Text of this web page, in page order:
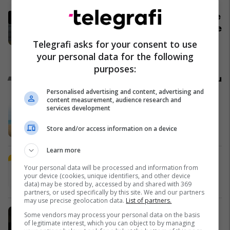
Mediat gjermane publikojnë detaje
për aksidentin ku humbën jetën tre
mërgimtarë nga Komogllava e
Ferizajt
Kronika e Zezë
Reklamo këtu
A po don me rrnu n’deti? Kursimet
Banka Ekonomike
biznesit tuaj online
Plan B
Po kërkoni mjek apo klinikë në
Kosovë? Njihuni me
Telegrafi asks for your consent to use
your personal data for the following
purposes:
Personalised advertising and content, advertising and
content measurement, audience research and
services development
Store and/or access information on a device
Learn more
Your personal data will be processed and information from
your device (cookies, unique identifiers, and other device
data) may be stored by, accessed by and shared with 369
partners, or used specifically by this site. We and our partners
may use precise geolocation data. List of partners.
Some vendors may process your personal data on the basis
of legitimate interest, which you can object to by managing